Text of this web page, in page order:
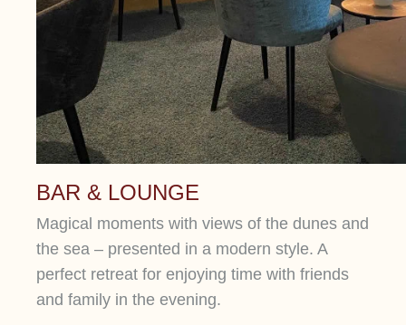
BAR & LOUNGE
Magical moments with views of the dunes and
the sea – presented in a modern style. A
perfect retreat for enjoying time with friends
and family in the evening.